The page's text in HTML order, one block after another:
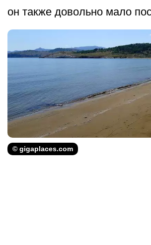
он также довольно мало
© gigaplaces.com